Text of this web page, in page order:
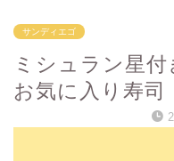
サンディエゴ
ミシュラン星
お気に入り寿司